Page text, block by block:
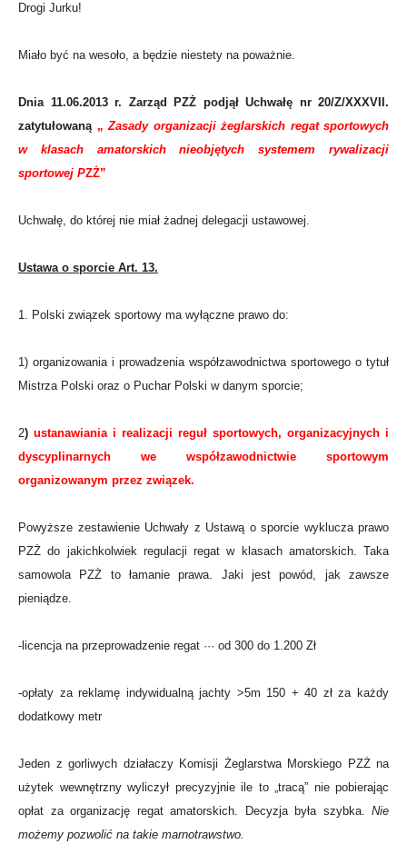
Drogi Jurku!
Miało być na wesoło, a będzie niestety na poważnie.
Dnia 11.06.2013 r. Zarząd PZŻ podjął Uchwałę nr 20/Z/XXXVII.
zatytułowaną„Zasady organizacji żeglarskich regat sportowych
w klasach amatorskichnieobjętych systemem rywalizacji
sportowej PZŻ”
Uchwałę, do której nie miał żadnej delegacji ustawowej.
Ustawa o sporcie Art. 13.
1. Polski związek sportowy ma wyłączne prawo do:
1) organizowania i prowadzenia współzawodnictwa sportowego o tytuł
Mistrza Polski oraz o Puchar Polski w danym sporcie;
2) ustanawiania i realizacji reguł sportowych, organizacyjnych i
dyscyplinarnych we współzawodnictwie sportowym
organizowanym przez związek.
Powyższe zestawienie Uchwały z Ustawą o sporcie wyklucza prawo
PZŻ do jakichkolwiek regulacji regat w klasach amatorskich. Taka
samowola PZŻ to łamanie prawa. Jaki jest powód, jak zawsze
pieniądze.
-licencja na przeprowadzenie regat ··· od 300 do 1.200 Zł
-opłaty za reklamę indywidualną jachty >5m 150 + 40 zł za każdy
dodatkowy metr
Jeden z gorliwych działaczy Komisji Żeglarstwa Morskiego PZŻ na
użytek wewnętrzny wyliczył precyzyjnie ile to „tracą” nie pobierając
opłat za organizację regat amatorskich. Decyzja była szybka. Nie
możemy pozwolić na takie marnotrawstwo.